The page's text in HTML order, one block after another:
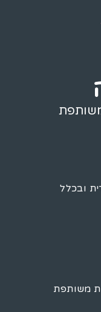
ובכלל
משותפת